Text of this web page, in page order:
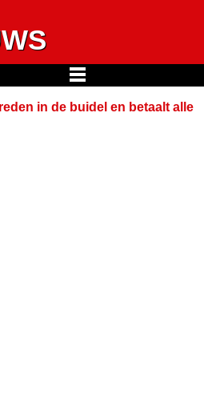
in de buidel en betaalt alle